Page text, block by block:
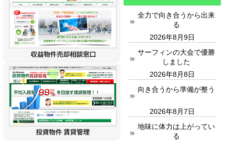
全力で向き合うから出来
る
2026年8月9日
サーフィンの大会で優勝
しました
2026年8月8日
向き合うから準備が整う
2026年8月7日
地味に体力は上がってい
る